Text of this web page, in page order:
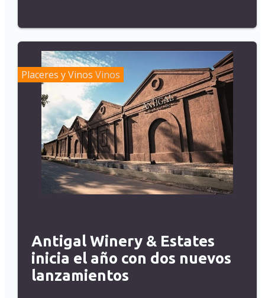
Placeres y Vinos Vinos
Antigal Winery & Estates
inicia el año con dos nuevos
lanzamientos